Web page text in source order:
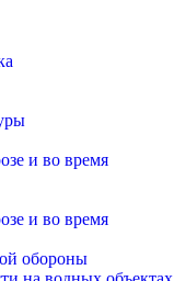
и во время
и во время
обороны